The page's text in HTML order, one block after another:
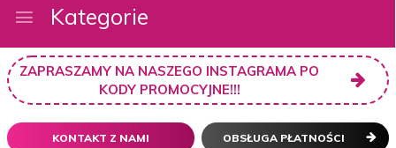
Kategorie
ZAPRASZAMY NA NASZEGO INSTAGRAMA PO
KODY PROMOCYJNE!!!
KONTAKT Z NAMI OBSŁUGA PŁATNOŚCI